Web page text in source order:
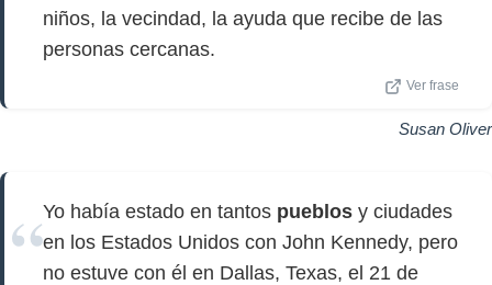
niños, la vecindad, la ayuda que recibe de las
personas cercanas.
Ver frase
Susan Oliver
Yo había estado en tantos pueblos y ciudades
en los Estados Unidos con John Kennedy, pero
no estuve con él en Dallas, Texas, el 21 de